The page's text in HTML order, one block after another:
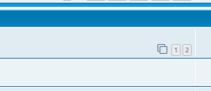
1 2